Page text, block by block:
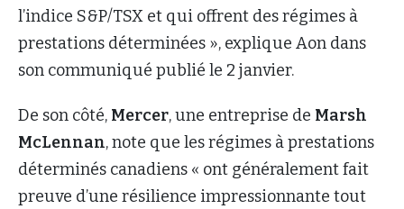
l’indice S&P/TSX et qui offrent des régimes à
prestations déterminées », explique Aon dans
son communiqué publié le 2 janvier.
De son côté, Mercer, une entreprise de Marsh
McLennan, note que les régimes à prestations
déterminés canadiens « ont généralement fait
preuve d’une résilience impressionnante tout